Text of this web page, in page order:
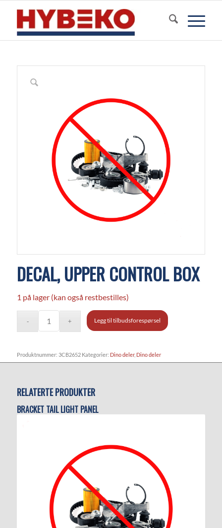
DECAL, UPPER CONTROL BOX
1 på lager (kan også restbestilles)
Legg til tilbudsforespørsel
Produktnummer: 3CB2652 Kategorier: Dino deler, Dino deler
RELATERTE PRODUKTER
BRACKET TAIL LIGHT PANEL